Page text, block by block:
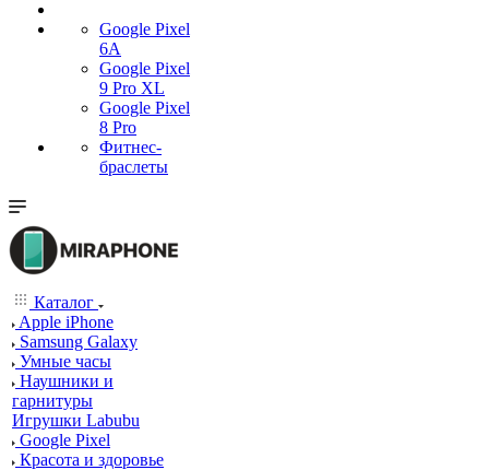
Google Pixel
6A
Google Pixel
9 Pro XL
Google Pixel
8 Pro
Фитнес-
браслеты
Каталог
Apple iPhone
Samsung Galaxy
Умные часы
Наушники и
гарнитуры
Игрушки Labubu
Google Pixel
Красота и здоровье